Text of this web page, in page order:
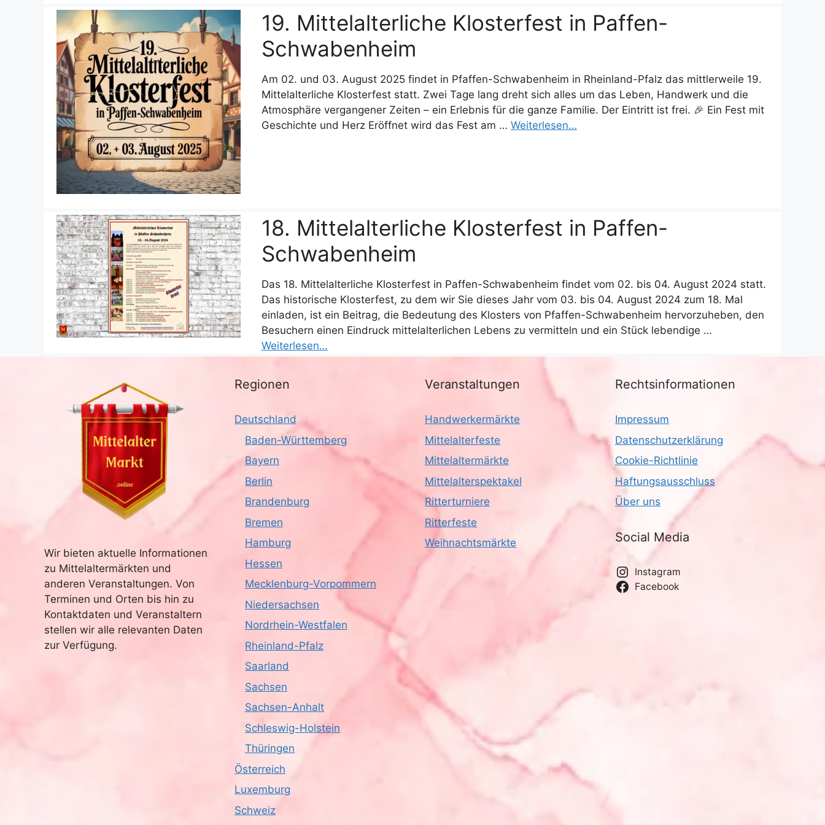
19. Mittelalterliche Klosterfest in Paffen-
Schwabenheim
Am 02. und 03. August 2025 findet in Pfaffen-Schwabenheim in Rheinland-Pfalz das mittlerweile 19.
Mittelalterliche Klosterfest statt. Zwei Tage lang dreht sich alles um das Leben, Handwerk und die
Atmosphäre vergangener Zeiten – ein Erlebnis für die ganze Familie. Der Eintritt ist frei. 🎉 Ein Fest mit
Geschichte und Herz Eröffnet wird das Fest am … Weiterlesen…
18. Mittelalterliche Klosterfest in Paffen-
Schwabenheim
Das 18. Mittelalterliche Klosterfest in Paffen-Schwabenheim findet vom 02. bis 04. August 2024 statt.
Das historische Klosterfest, zu dem wir Sie dieses Jahr vom 03. bis 04. August 2024 zum 18. Mal
einladen, ist ein Beitrag, die Bedeutung des Klosters von Pfaffen-Schwabenheim hervorzuheben, den
Besuchern einen Eindruck mittelalterlichen Lebens zu vermitteln und ein Stück lebendige …
Weiterlesen…
Wir bieten aktuelle Informationen
zu Mittelaltermärkten und
anderen Veranstaltungen. Von
Terminen und Orten bis hin zu
Kontaktdaten und Veranstaltern
stellen wir alle relevanten Daten
zur Verfügung.
Regionen
Deutschland
Baden-Württemberg
Bayern
Berlin
Brandenburg
Bremen
Hamburg
Hessen
Mecklenburg-Vorpommern
Niedersachsen
Nordrhein-Westfalen
Rheinland-Pfalz
Saarland
Sachsen
Sachsen-Anhalt
Schleswig-Holstein
Thüringen
Österreich
Luxemburg
Schweiz
Veranstaltungen
Handwerkermärkte
Mittelalterfeste
Mittelaltermärkte
Mittelalterspektakel
Ritterturniere
Ritterfeste
Weihnachtsmärkte
Rechtsinformationen
Impressum
Datenschutzerklärung
Cookie-Richtlinie
Haftungsausschluss
Über uns
Social Media
Instagram
Facebook